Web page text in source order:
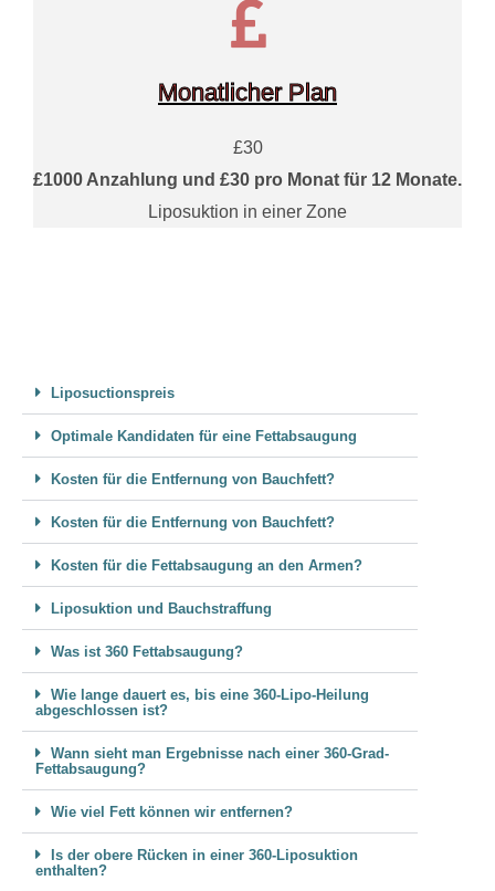
Monatlicher Plan
£30
£1000 Anzahlung und £30 pro Monat für 12 Monate.
Liposuktion in einer Zone
Liposuctionspreis
Optimale Kandidaten für eine Fettabsaugung
Kosten für die Entfernung von Bauchfett?
Kosten für die Entfernung von Bauchfett?
Kosten für die Fettabsaugung an den Armen?
Liposuktion und Bauchstraffung
Was ist 360 Fettabsaugung?
Wie lange dauert es, bis eine 360-Lipo-Heilung
abgeschlossen ist?
Wann sieht man Ergebnisse nach einer 360-Grad-
Fettabsaugung?
Wie viel Fett können wir entfernen?
Is der obere Rücken in einer 360-Liposuktion
enthalten?